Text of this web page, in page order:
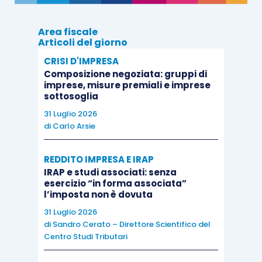
per l’acquisto di immobili
preclude la possibilità di chiedere
regime di esenzione in caso di successivo,
eventuale acquisto a titolo oneroso di altro
immobile(soggetto ad imposta di registro), stante
diversità dei presupposti che legittimano
Come affermato nell’istanza di interpello in
commento, questovale anche nel caso di quote
di proprietà sullo stesso immobile
conseguenza che nel caso di acquisto di nuovo
immobile, per non incorrere nell’ipotesi di
decadenza dall’agevolazione prima casa, è
Area fiscale
Articoli del giorno
CRISI D'IMPRESA
Composizione negoziata: gruppi di
imprese, misure premiali e imprese
sottosoglia
31 Luglio 2026
di Carlo Arsie
REDDITO IMPRESA E IRAP
IRAP e studi associati: senza
esercizio “in forma associata”
l’imposta non è dovuta
31 Luglio 2026
di Sandro Cerato – Direttore Scientifico del
Centro Studi Tributari